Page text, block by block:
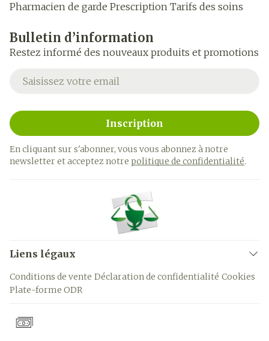
Pharmacien de garde Prescription Tarifs des soins
Bulletin d’information
Restez informé des nouveaux produits et promotions
Adresse mail
Inscription
En cliquant sur s'abonner, vous vous abonnez à notre
newsletter et acceptez notre politique de confidentialité.
Liens légaux
Conditions de vente Déclaration de confidentialité Cookies
Plate-forme ODR